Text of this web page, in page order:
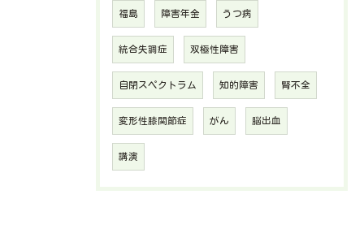
福島 障害年金 うつ病
統合失調症 双極性障害
自閉スペクトラム 知的障害 腎不全
変形性膝関節症 がん 脳出血
講演